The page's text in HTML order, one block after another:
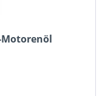
Motorenöl